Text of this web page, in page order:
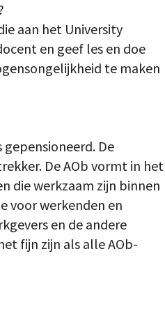
aan het University
en geef les en doe
te maken
gepensioneerd. De
De AOb vormt in het
die werkzaam zijn binnen
voor werkenden en
en de andere
fijn zijn als alle AOb-